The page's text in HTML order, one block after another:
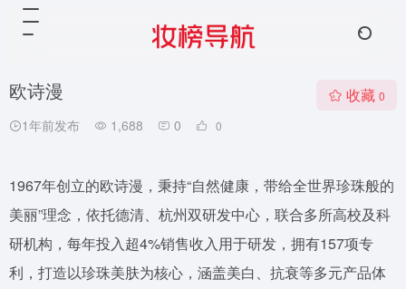
欧诗漫
1年前发布 1,688 0 0
收藏 0
1967年创立的欧诗漫，秉持“自然健康，带给全世界珍珠般的
美丽”理念，依托德清、杭州双研发中心，联合多所高校及科
研机构，每年投入超4%销售收入用于研发，拥有157项专
利，打造以珍珠美肤为核心，涵盖美白、抗衰等多元产品体